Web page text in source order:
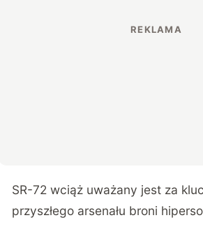
SR-72 wciąż uważany jest za
przyszłego arsenału broni